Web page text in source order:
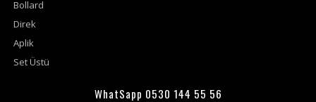
Bollard
Direk
Aplik
Set Üstü
WhatSapp 0530 144 55 56